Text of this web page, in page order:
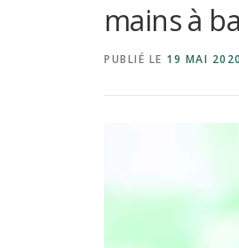
mains à
PUBLIÉ LE 19 MAI 2020